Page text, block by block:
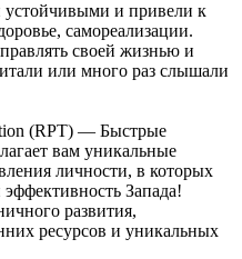
устойчивыми и привели к
самореализации.
своей жизнью и
или много раз слышали
(RPT) — Быстрые
вам уникальные
личности, в которых
Запада!
развития,
ресурсов и уникальных